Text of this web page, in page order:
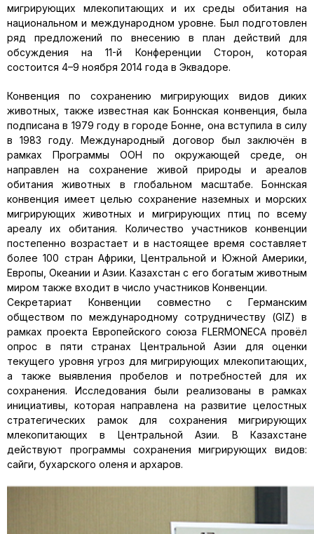
мигрирующих млекопитающих и их среды обитания на
национальном и международном уровне. Был подготовлен
ряд предложений по внесению в план действий для
обсуждения на 11-й Конференции Сторон, которая
состоится 4–9 ноября 2014 года в Эквадоре.
Конвенция по сохранению мигрирующих видов диких
животных, также известная как Боннская конвенция, была
подписана в 1979 году в городе Бонне, она вступила в силу
в 1983 году. Международный договор был заключён в
рамках Программы ООН по окружающей среде, он
направлен на сохранение живой природы и ареалов
обитания животных в глобальном масштабе. Боннская
конвенция имеет целью сохранение наземных и морских
мигрирующих животных и мигрирующих птиц по всему
ареалу их обитания. Количество участников конвенции
постепенно возрастает и в настоящее время составляет
более 100 стран Африки, Центральной и Южной Америки,
Европы, Океании и Азии. Казахстан с его богатым животным
миром также входит в число участников Конвенции.
Секретариат Конвенции совместно с Германским
обществом по международному сотрудничеству (GIZ) в
рамках проекта Европейского союза FLERMONECA провёл
опрос в пяти странах Центральной Азии для оценки
текущего уровня угроз для мигрирующих млекопитающих,
а также выявления пробелов и потребностей для их
сохранения. Исследования были реализованы в рамках
инициативы, которая направлена на развитие целостных
стратегических рамок для сохранения мигрирующих
млекопитающих в Центральной Азии. В Казахстане
действуют программы сохранения мигрирующих видов:
сайги, бухарского оленя и архаров.